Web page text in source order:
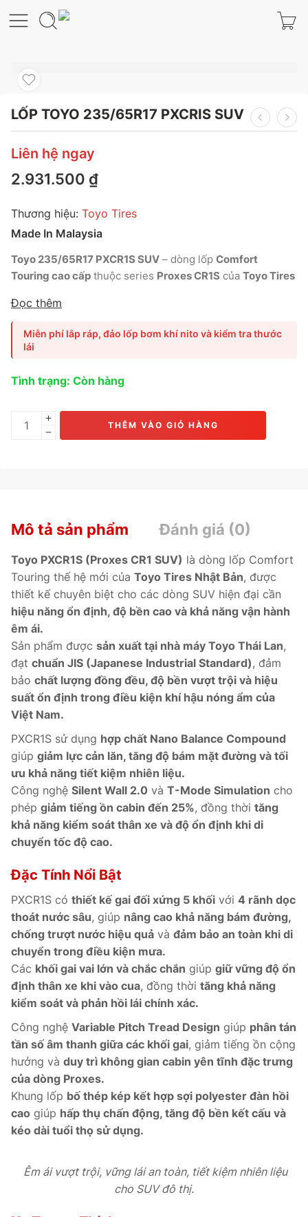
LỐP TOYO 235/65R17 PXCRIS SUV
Liên hệ ngay
Made In Malaysia
2.931.500 ₫
Thương hiệu: Toyo Tires
Toyo 235/65R17 PXCR1S SUV – dòng lốp Comfort
Touring cao cấp thuộc series Proxes CR1S của Toyo Tires
Crossover cỡ trung – lớn
bám đường ổn định và khả năng giảm ồn tối đa
cho những hành trình êm mượt và an toàn tuyệt đối.
Phù hợp cho các dòng xe như
CX-8, Hyundai SantaFe, Honda CR-V và Mitsubishi
Outlander.
Đọc thêm
Miễn phí lắp ráp, đảo lốp bơm khí nito và kiểm tra thước
lái
Tình trạng: Còn hàng
THÊM VÀO GIỎ HÀNG
Mô tả sản phẩm Đánh giá (0)
Toyo PXCR1S (Proxes CR1 SUV) là dòng lốp Comfort
Touring thế hệ mới của Toyo Tires Nhật Bản, được
thiết kế chuyên biệt cho các dòng SUV hiện đại cần
hiệu năng ổn định, độ bền cao và khả năng vận hành
êm ái.
Sản phẩm được sản xuất tại nhà máy Toyo Thái Lan,
đạt chuẩn JIS (Japanese Industrial Standard), đảm
bảo chất lượng đồng đều, độ bền vượt trội và hiệu
suất ổn định trong điều kiện khí hậu nóng ẩm của
Việt Nam.
PXCR1S sử dụng hợp chất Nano Balance Compound
giúp giảm lực cản lăn, tăng độ bám mặt đường và tối
ưu khả năng tiết kiệm nhiên liệu.
Công nghệ Silent Wall 2.0 và T-Mode Simulation cho
phép giảm tiếng ồn cabin đến 25%, đồng thời tăng
khả năng kiểm soát thân xe và độ ổn định khi di
chuyển tốc độ cao.
Đặc Tính Nổi Bật
PXCR1S có thiết kế gai đối xứng 5 khối với 4 rãnh dọc
thoát nước sâu, giúp nâng cao khả năng bám đường,
chống trượt nước hiệu quả và đảm bảo an toàn khi di
chuyển trong điều kiện mưa.
Các khối gai vai lớn và chắc chắn giúp giữ vững độ ổn
định thân xe khi vào cua, đồng thời tăng khả năng
kiểm soát và phản hồi lái chính xác.
Công nghệ Variable Pitch Tread Design giúp phân tán
tần số âm thanh giữa các khối gai, giảm tiếng ồn cộng
hưởng và duy trì không gian cabin yên tĩnh đặc trưng
của dòng Proxes.
Khung lốp bố thép kép kết hợp sợi polyester đàn hồi
cao giúp hấp thụ chấn động, tăng độ bền kết cấu và
kéo dài tuổi thọ sử dụng.
Êm ái vượt trội, vững lái an toàn, tiết kiệm nhiên liệu
cho SUV đô thị.